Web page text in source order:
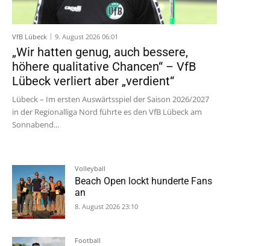
VfB Lübeck 9. August 2026 06:01
„Wir hatten genug, auch bessere,
höhere qualitative Chancen“ – VfB
Lübeck verliert aber „verdient“
Lübeck – Im ersten Auswärtsspiel der Saison 2026/2027
in der Regionalliga Nord führte es den VfB Lübeck am
Sonnabend...
Volleyball
Beach Open lockt hunderte Fans
an
8. August 2026 23:10
Football